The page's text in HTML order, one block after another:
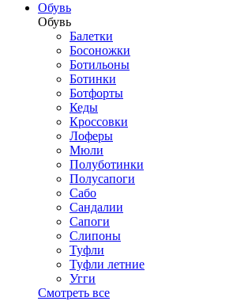
Обувь
Обувь
Балетки
Босоножки
Ботильоны
Ботинки
Ботфорты
Кеды
Кроссовки
Лоферы
Мюли
Полуботинки
Полусапоги
Сабо
Сандалии
Сапоги
Слипоны
Туфли
Туфли летние
Угги
Смотреть все